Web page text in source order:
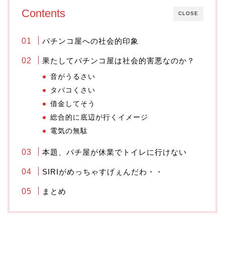
CLOSE
Contents
パチンコ屋への社会的印象
果たしてパチンコ屋は社会的害悪なのか？
音がうるさい
タバコくさい
借金してそう
総合的に底辺が行くイメージ
電気の無駄
本題、パチ屋が休業でトイレに行けない
SIRIがめっちゃすげぇんだわ・・
まとめ